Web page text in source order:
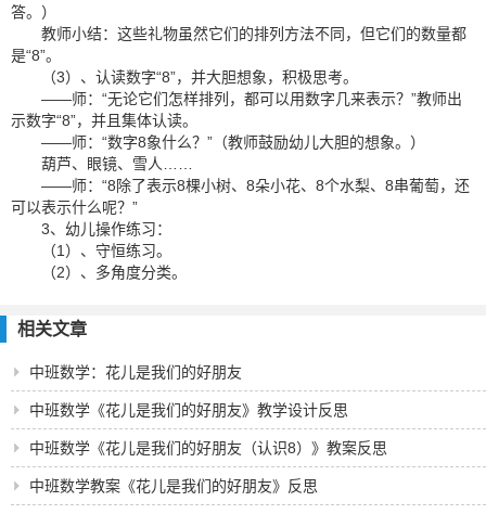
答。）
教师小结：这些礼物虽然它们的排列方法不同，但它们的数量都
是“8”。
（3）、认读数字“8”，并大胆想象，积极思考。
——师：“无论它们怎样排列，都可以用数字几来表示？”教师出
示数字“8”，并且集体认读。
——师：“数字8象什么？”（教师鼓励幼儿大胆的想象。）
葫芦、眼镜、雪人……
——师：“8除了表示8棵小树、8朵小花、8个水梨、8串葡萄，还
可以表示什么呢？”
3、幼儿操作练习：
（1）、守恒练习。
（2）、多角度分类。
相关文章
中班数学：花儿是我们的好朋友
中班数学《花儿是我们的好朋友》教学设计反思
中班数学《花儿是我们的好朋友（认识8）》教案反思
中班数学教案《花儿是我们的好朋友》反思